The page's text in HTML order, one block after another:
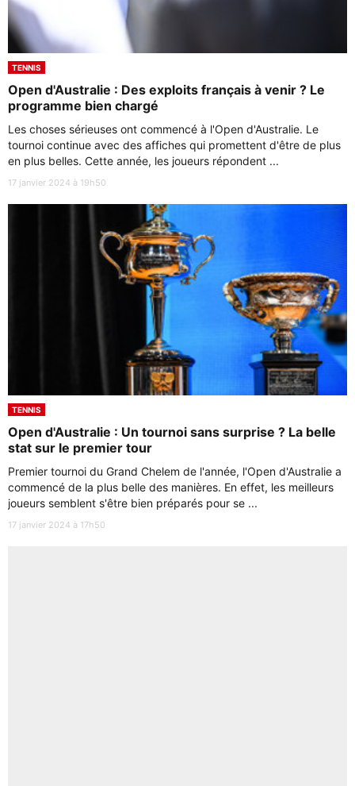
TENNIS
Open d'Australie : Des exploits français à venir ? Le
programme bien chargé
Les choses sérieuses ont commencé à l'Open d'Australie. Le
tournoi continue avec des affiches qui promettent d'être de plus
en plus belles. Cette année, les joueurs répondent ...
17 janvier 2024 à 19h50
TENNIS
Open d'Australie : Un tournoi sans surprise ? La belle
stat sur le premier tour
Premier tournoi du Grand Chelem de l'année, l'Open d'Australie a
commencé de la plus belle des manières. En effet, les meilleurs
joueurs semblent s'être bien préparés pour se ...
17 janvier 2024 à 17h50